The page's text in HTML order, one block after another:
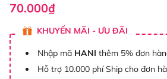
70.000₫
KHUYẾN MÃI - ƯU ĐÃI
Nhập mã HANI thêm 5% đơn
Hỗ trợ 10.000 phí Ship cho đơn